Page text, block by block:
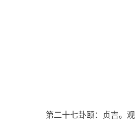
第二十七卦颐：贞吉。观